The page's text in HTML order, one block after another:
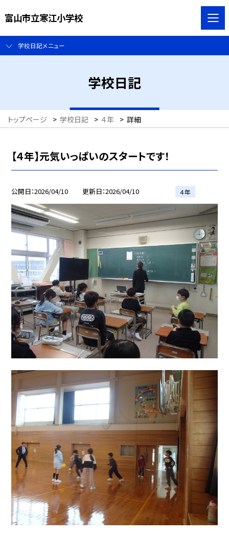
富山市立寒江小学校
学校日記メニュー
学校日記
トップページ > 学校日記 > ４年 > 詳細
【４年】元気いっぱいのスタートです！
公開日 2026/04/10 更新日 2026/04/10 ４年